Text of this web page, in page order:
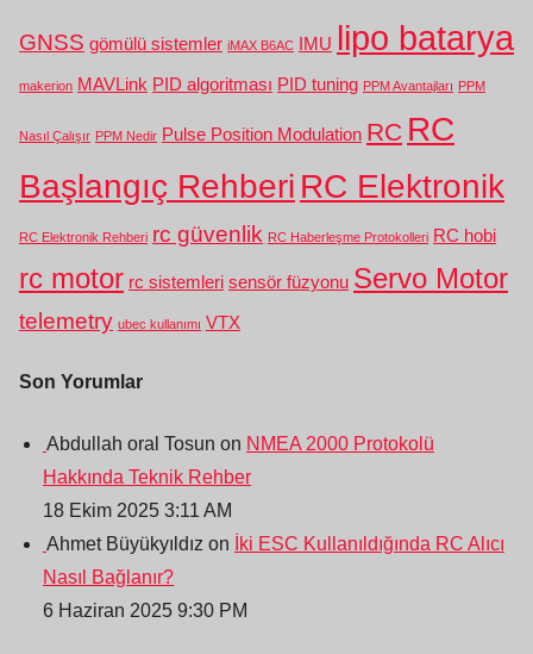
GNSS gömülü sistemler iMAX B6AC IMU lipo batarya
makerion MAVLink PID algoritması PID tuning PPM Avantajları PPM
Nasıl Çalışır PPM Nedir Pulse Position Modulation RC RC
Başlangıç Rehberi RC Elektronik
RC Elektronik Rehberi rc güvenlik RC Haberleşme Protokolleri RC hobi
rc motor rc sistemleri sensör füzyonu Servo Motor
telemetry ubec kullanımı VTX
Son Yorumlar
Abdullah oral Tosun on NMEA 2000 Protokolü
Hakkında Teknik Rehber
18 Ekim 2025 3:11 AM
Ahmet Büyükyıldız on
İki ESC Kullanıldığında RC Alıcı
Nasıl Bağlanır?
6 Haziran 2025 9:30 PM